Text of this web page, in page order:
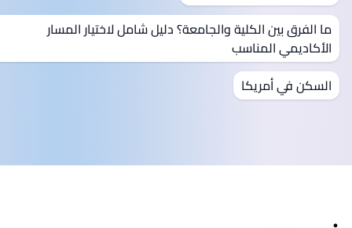
ما الفرق بين الكلية والجامعة؟ دليل شامل لاختيار المسار
الأكاديمي المناسب
السكن في أمريكا